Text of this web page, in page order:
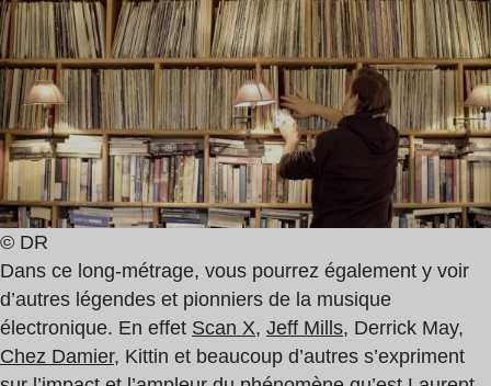
© DR
Dans ce long-métrage, vous pourrez également y voir
d’autres légendes et pionniers de la musique
électronique. En effet Scan X, Jeff Mills, Derrick May,
Chez Damier, Kittin et beaucoup d’autres s’expriment